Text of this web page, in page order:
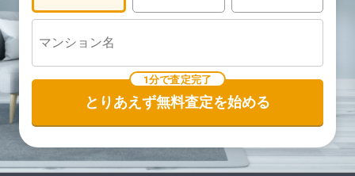
1分で査定完了
とりあえず無料査定を始める